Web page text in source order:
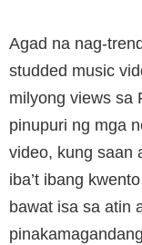
Agad na nag-
studded music
milyong views sa
pinupuri ng mga
video, kung saan
iba’t ibang
bawat isa sa atin